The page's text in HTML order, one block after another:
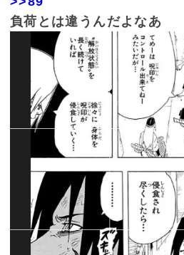
負荷とは違うんだよなあ